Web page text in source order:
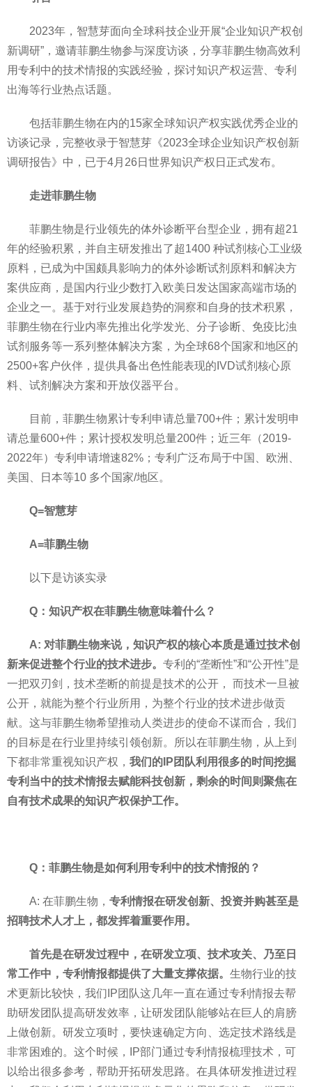
2023年，智慧芽面向全球科技企业开展“企业知识产权创
新调研”，邀请菲鹏生物参与深度访谈，分享菲鹏生物高效利
用专利中的技术情报的实践经验，探讨知识产权运营、专利
出海等行业热点话题。
包括菲鹏生物在内的15家全球知识产权实践优秀企业的
访谈记录，完整收录于智慧芽《2023全球企业知识产权创新
调研报告》中，已于4月26日世界知识产权日正式发布。
走进菲鹏生物
菲鹏生物是行业领先的体外诊断平台型企业，拥有超21
年的经验积累，并自主研发推出了超1400 种试剂核心工业级
原料，已成为中国颇具影响力的体外诊断试剂原料和解决方
案供应商，是国内行业少数打入欧美日发达国家高端市场的
企业之一。基于对行业发展趋势的洞察和自身的技术积累，
菲鹏生物在行业内率先推出化学发光、分子诊断、免疫比浊
试剂服务等一系列整体解决方案，为全球68个国家和地区的
2500+客户伙伴，提供具备出色性能表现的IVD试剂核心原
料、试剂解决方案和开放仪器平台。
目前，菲鹏生物累计专利申请总量700+件；累计发明申
请总量600+件；累计授权发明总量200件；近三年（2019-
2022年）专利申请增速82%；专利广泛布局于中国、欧洲、
美国、日本等10 多个国家/地区。
Q=智慧芽
A=菲鹏生物
以下是访谈实录
Q：知识产权在菲鹏生物意味着什么？
A: 对菲鹏生物来说，知识产权的核心本质是通过技术创
新来促进整个行业的技术进步。 专利的“垄断性”和“公开性”是
一把双刃剑，技术垄断的前提是技术的公开， 而技术一旦被
公开，就能为整个行业所用，为整个行业的技术进步做贡
献。这与菲鹏生物希望推动人类进步的使命不谋而合，我们
的目标是在行业里持续引领创新。所以在菲鹏生物，从上到
下都非常重视知识产权， 我们的IP团队利用很多的时间挖掘
专利当中的技术情报去赋能科技创新，剩余的时间则聚焦在
自有技术成果的知识产权保护工作。
Q：菲鹏生物是如何利用专利中的技术情报的？
A: 在菲鹏生物， 专利情报在研发创新、投资并购甚至是
招聘技术人才上，都发挥着重要作用。
首先是在研发过程中，在研发立项、技术攻关、乃至日
常工作中，专利情报都提供了大量支撑依据。 生物行业的技
术更新比较快，我们IP团队这几年一直在通过专利情报去帮
助研发团队提高研发效率，让研发团队能够站在巨人的肩膀
上做创新。研发立项时，要快速确定方向、选定技术路线是
非常困难的。这个时候，IP部门通过专利情报梳理技术，可
以给出很多参考，帮助开拓研发思路。在具体研发推进过程